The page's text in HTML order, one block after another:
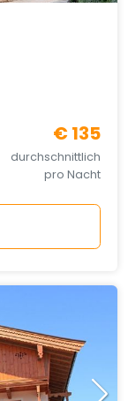
€ 135
durchschnittlich
pro Nacht